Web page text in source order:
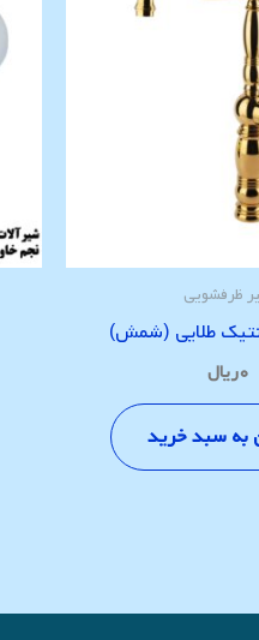
ظرفشویی
طلایی (شمش)
۰ریال
به سبد خرید